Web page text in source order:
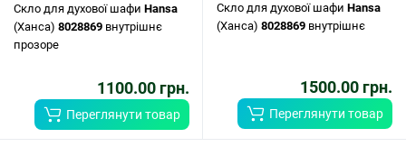
Скло для духової шафи Hansa
(Ханса) 8028869 внутрішнє
прозоре
1100.00 грн.
Переглянути товар
Скло для духової шафи Hansa
(Ханса) 8028869 внутрішнє
1500.00 грн.
Переглянути товар